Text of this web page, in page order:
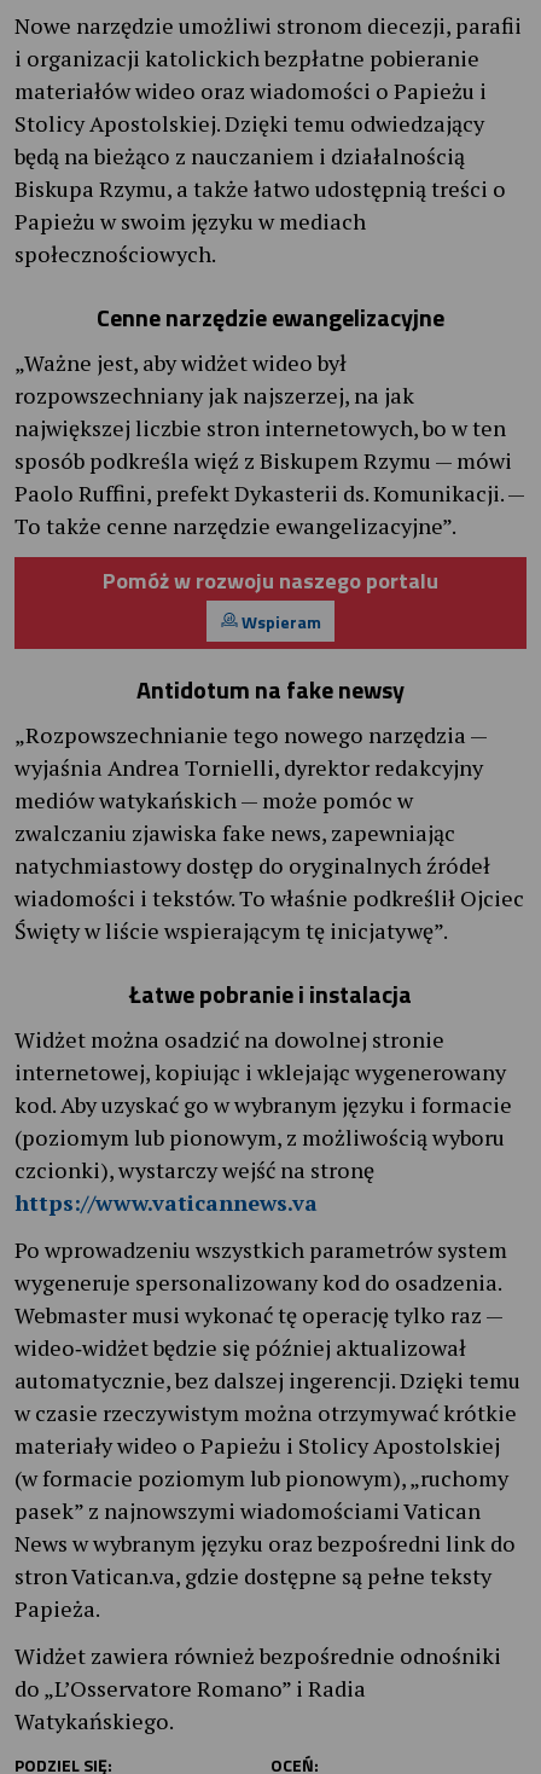
Nowe narzędzie umożliwi stronom diecezji, parafii
i organizacji katolickich bezpłatne pobieranie
materiałów wideo oraz wiadomości o Papieżu i
Stolicy Apostolskiej. Dzięki temu odwiedzający
będą na bieżąco z nauczaniem i działalnością
Biskupa Rzymu, a także łatwo udostępnią treści o
Papieżu w swoim języku w mediach
społecznościowych.
Cenne narzędzie ewangelizacyjne
„Ważne jest, aby widżet wideo był
rozpowszechniany jak najszerzej, na jak
największej liczbie stron internetowych, bo w ten
sposób podkreśla więź z Biskupem Rzymu — mówi
Paolo Ruffini, prefekt Dykasterii ds. Komunikacji. —
To także cenne narzędzie ewangelizacyjne”.
Pomóż w rozwoju naszego portalu
Wspieram
Antidotum na fake newsy
„Rozpowszechnianie tego nowego narzędzia —
wyjaśnia Andrea Tornielli, dyrektor redakcyjny
mediów watykańskich — może pomóc w
zwalczaniu zjawiska fake news, zapewniając
natychmiastowy dostęp do oryginalnych źródeł
wiadomości i tekstów. To właśnie podkreślił Ojciec
Święty w liście wspierającym tę inicjatywę”.
Łatwe pobranie i instalacja
Widżet można osadzić na dowolnej stronie
internetowej, kopiując i wklejając wygenerowany
kod. Aby uzyskać go w wybranym języku i formacie
(poziomym lub pionowym, z możliwością wyboru
czcionki), wystarczy wejść na stronę
https://www.vaticannews.va
Po wprowadzeniu wszystkich parametrów system
wygeneruje spersonalizowany kod do osadzenia.
Webmaster musi wykonać tę operację tylko raz —
wideo‑widżet będzie się później aktualizował
automatycznie, bez dalszej ingerencji. Dzięki temu
w czasie rzeczywistym można otrzymywać krótkie
materiały wideo o Papieżu i Stolicy Apostolskiej
(w formacie poziomym lub pionowym), „ruchomy
pasek” z najnowszymi wiadomościami Vatican
News w wybranym języku oraz bezpośredni link do
stron Vatican.va, gdzie dostępne są pełne teksty
Papieża.
Widżet zawiera również bezpośrednie odnośniki
do „L’Osservatore Romano” i Radia
Watykańskiego.
PODZIEL SIĘ: OCEŃ: